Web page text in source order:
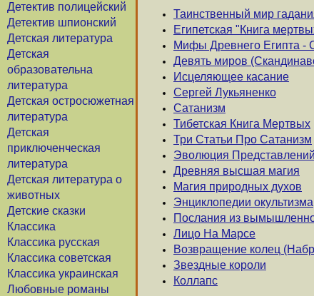
Детектив полицейский
Детектив шпионский
Детская литература
Детская
образовательна
литература
Детская остросюжетная
литература
Детская
приключенческая
литература
Детская литература о
животных
Детские сказки
Классика
Классика русская
Классика советская
Классика украинская
Любовные романы
Таинственный мир
Египетская "Книга
Мифы Древнего Египта -
Девять миров
Исцеляющее касание
Сергей Лукьяненко
Сатанизм
Тибетская Книга Мертвых
Три Статьи Про Сатанизм
Эволюция
Древняя высшая магия
Магия природных духов
Энциклопедии окультизма
Послания из
Лицо На Марсе
Возвращение колец
Звездные короли
Коллапс